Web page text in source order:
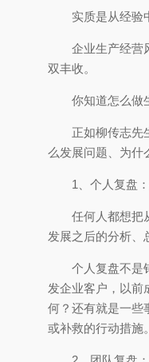
实质是从经验
企业生产经营
双丰收。
你知道怎么做
正如柳传志先
么发展问题、为什
1、个人复盘
任何人都想把
发展之后的分析、
个人复盘不是
发企业客户，以前
何？还有就是一些
或补救的行动措施